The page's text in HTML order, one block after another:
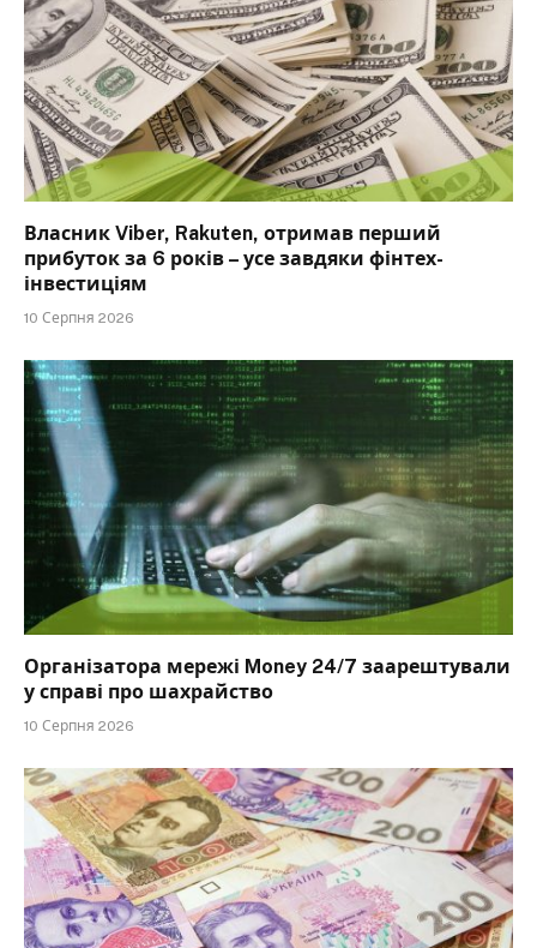
Власник Viber, Rakuten, отримав перший
прибуток за 6 років – усе завдяки фінтех-
інвестиціям
10 Серпня 2026
Організатора мережі Money 24/7 заарештували
у справі про шахрайство
10 Серпня 2026